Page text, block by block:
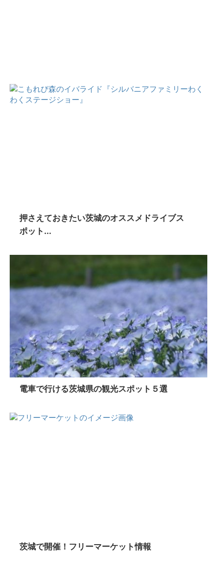
押さえておきたい茨城のオススメドライブス
ポット...
電車で行ける茨城県の観光スポット５選
茨城で開催！フリーマーケット情報